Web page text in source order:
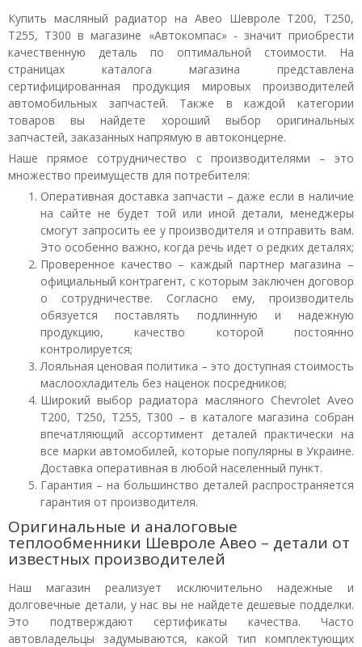
Купить масляный радиатор на Авео Шевроле T200, T250,
T255, T300 в магазине «Автокомпас» - значит приобрести
качественную деталь по оптимальной стоимости. На
страницах каталога магазина представлена
сертифицированная продукция мировых производителей
автомобильных запчастей. Также в каждой категории
товаров вы найдете хороший выбор оригинальных
запчастей, заказанных напрямую в автоконцерне.
Наше прямое сотрудничество с производителями – это
множество преимуществ для потребителя:
Оперативная доставка запчасти – даже если в наличие
на сайте не будет той или иной детали, менеджеры
смогут запросить ее у производителя и отправить вам.
Это особенно важно, когда речь идет о редких деталях;
Проверенное качество – каждый партнер магазина –
официальный контрагент, с которым заключен договор
о сотрудничестве. Согласно ему, производитель
обязуется поставлять подлинную и надежную
продукцию, качество которой постоянно
контролируется;
Лояльная ценовая политика – это доступная стоимость
маслоохладитель без наценок посредников;
Широкий выбор радиатора масляного Chevrolet Aveo
T200, T250, T255, T300 – в каталоге магазина собран
впечатляющий ассортимент деталей практически на
все марки автомобилей, которые популярны в Украине.
Доставка оперативная в любой населенный пункт.
Гарантия – на большинство деталей распространяется
гарантия от производителя.
Оригинальные и аналоговые
теплообменники Шевроле Авео – детали от
известных производителей
Наш магазин реализует исключительно надежные и
долговечные детали, у нас вы не найдете дешевые подделки.
Это подтверждают сертификаты качества. Часто
автовладельцы задумываются, какой тип комплектующих